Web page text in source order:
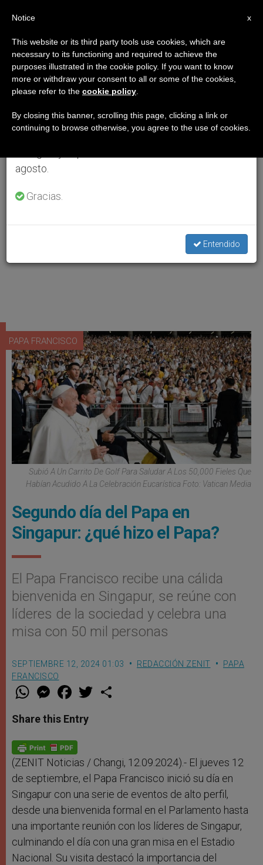
PAPA FRANCISCO
Subió A Un Carrito De Golf Para Saludar A Los 50,000 Fieles Que
Habían Acudido A La Celebración Eucarística Foto: Vatican Media
Segundo día del Papa en
Singapur: ¿qué hizo el Papa?
El Papa Francisco recibe una cálida
bienvenida en Singapur, se reúne con
líderes de la sociedad y celebra una
misa con 50 mil personas
SEPTIEMBRE 12, 2024 01:03 REDACCIÓN ZENIT
PAPA
FRANCISCO
W
t
s
p
p
M
e
s
e
g
e
r
F
a
e
b
o
k
w
Share this Entry
(ZENIT Noticias / Changi, 12.09.2024).- El jueves 12
de septiembre, el Papa Francisco inició su día en
Singapur con una serie de eventos de alto perfil,
desde una bienvenida formal en el Parlamento hasta
una importante reunión con los líderes de Singapur,
culminando el día con una gran misa en el Estadio
Nacional. Su visita destacó la importancia del
×
Aviso importante
Del 27 de julio al 7 de agosto haremos la pausa
anual, aprovechando que en el periodo de verano
se generan menos informaciones y también el
agosto.
Gracias.
Entendido
x
Notice
This website or its third party tools use cookies, which are
necessary to its functioning and required to achieve the
purposes illustrated in the cookie policy. If you want to know
more or withdraw your consent to all or some of the cookies,
please refer to the cookie policy
By closing this banner, scrolling this page, clicking a link or
continuing to browse otherwise, you agree to the use of cookies.